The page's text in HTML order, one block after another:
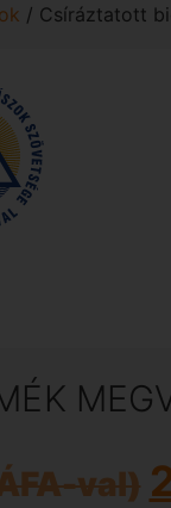
/ Csíráztatott
val)